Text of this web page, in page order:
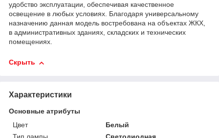
удобство эксплуатации, обеспечивая качественное
освещение в любых условиях. Благодаря универсальному
назначению данная модель востребована на объектах ЖКХ,
в административных зданиях, складских и технических
помещениях.
Скрыть
Характеристики
Основные атрибуты
Цвет
Белый
Тип лампы
Светодиодная